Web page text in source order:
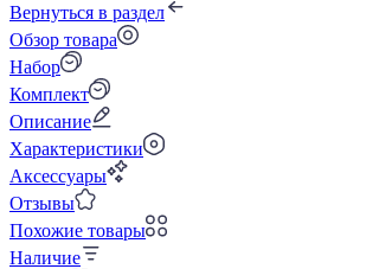
Вернуться в раздел
Обзор товара
Набор
Комплект
Описание
Характеристики
Аксессуары
Отзывы
Похожие товары
Наличие